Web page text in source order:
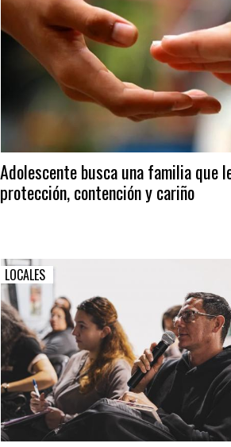
Adolescente busca una familia que
protección, contención y cariño
LOCALES